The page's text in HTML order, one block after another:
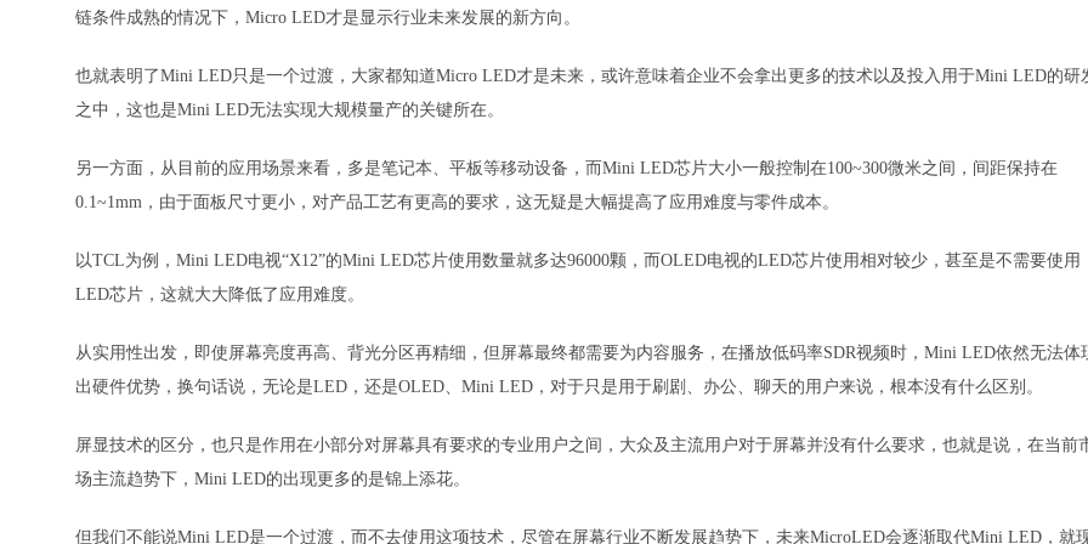
链条件成熟的情况下，Micro LED才是显示行业未来发展的新方向。
也就表明了Mini LED只是一个过渡，大家都知道Micro LED才是未来，或许意味着企业不会拿出更多的技术以及投入用于Mini LED的研
之中，这也是Mini LED无法实现大规模量产的关键所在。
另一方面，从目前的应用场景来看，多是笔记本、平板等移动设备，而Mini LED芯片大小一般控制在100~300微米之间，间距保持在
0.1~1mm，由于面板尺寸更小，对产品工艺有更高的要求，这无疑是大幅提高了应用难度与零件成本。
以TCL为例，Mini LED电视“X12”的Mini LED芯片使用数量就多达96000颗，而OLED电视的LED芯片使用相对较少，甚至是不需要使用
LED芯片，这就大大降低了应用难度。
从实用性出发，即使屏幕亮度再高、背光分区再精细，但屏幕最终都需要为内容服务，在播放低码率SDR视频时，Mini LED依然无法体
出硬件优势，换句话说，无论是LED，还是OLED、Mini LED，对于只是用于刷剧、办公、聊天的用户来说，根本没有什么区别。
屏显技术的区分，也只是作用在小部分对屏幕具有要求的专业用户之间，大众及主流用户对于屏幕并没有什么要求，也就是说，在当前
场主流趋势下，Mini LED的出现更多的是锦上添花。
但我们不能说Mini LED是一个过渡，而不去使用这项技术，尽管在屏幕行业不断发展趋势下，未来MicroLED会逐渐取代Mini LED，就